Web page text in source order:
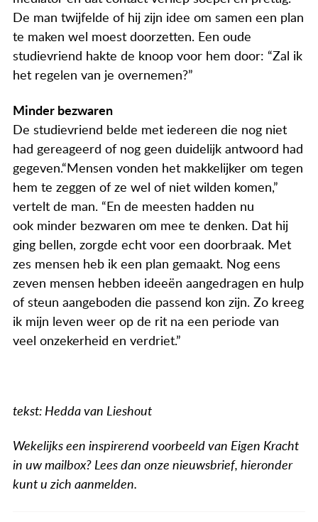
De man twijfelde of hij zijn idee om samen een plan
te maken wel moest doorzetten. Een oude
studievriend hakte de knoop voor hem door: “Zal ik
het regelen van je overnemen?”
Minder bezwaren
De studievriend belde met iedereen die nog niet
had gereageerd of nog geen duidelijk antwoord had
gegeven.“Mensen vonden het makkelijker om tegen
hem te zeggen of ze wel of niet wilden komen,”
vertelt de man. “En de meesten hadden nu
ook minder bezwaren om mee te denken. Dat hij
ging bellen, zorgde echt voor een doorbraak. Met
zes mensen heb ik een plan gemaakt. Nog eens
zeven mensen hebben ideeën aangedragen en hulp
of steun aangeboden die passend kon zijn. Zo kreeg
ik mijn leven weer op de rit na een periode van
veel onzekerheid en verdriet.”
tekst: Hedda van Lieshout
Wekelijks een inspirerend voorbeeld van Eigen Kracht
in uw mailbox? Lees dan onze nieuwsbrief, hieronder
kunt u zich aanmelden.